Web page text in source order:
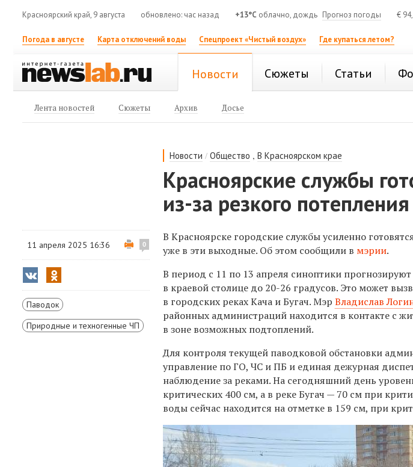
Красноярский край, 9 августа обновлено: час назад +13°C облачно, дождь Прогноз погоды €
Погода в августе Карта отключений воды Спецпроект «Чистый воздух» Где купаться летом?
Новости Сюжеты Статьи
Лента новостей Сюжеты Архив Досье
Новости /Общество ,В Красноярском крае
Красноярские службы
из-за резкого потепления
11 апреля 2025 16:36 0
Паводок
Природные и техногенные ЧП
В Красноярске городские службы усиленно
уже в эти выходные. Об этом сообщили в мэрии.
В период с 11 по 13 апреля синоптики
в краевой столице до 20-26 градусов. Это может
в городских реках Кача и Бугач. МэрВладислав
районных администраций находится в контакте с
в зоне возможных подтоплений.
Для контроля текущей паводковой обстановки
управление по ГО, ЧС и ПБ и единая дежурная
наблюдение за реками. ​На сегодняшний день
критических 400 см, а в реке Бугач — 70 см при
воды сейчас находится на отметке в 159 см, при